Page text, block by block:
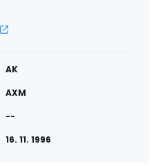
AK
AXM
--
16. 11. 1996